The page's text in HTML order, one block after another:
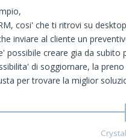
cosi' che ti ritrovi su
inviare al cliente un
possibile creare gia da
di soggiornare, la
per trovare la miglior